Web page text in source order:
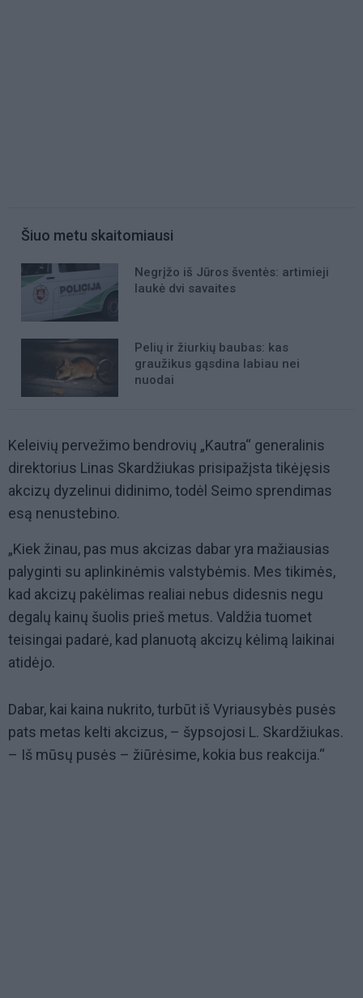
Šiuo metu skaitomiausi
Negrįžo iš Jūros šventės: artimieji
laukė dvi savaites
Pelių ir žiurkių baubas: kas
graužikus gąsdina labiau nei
nuodai
Keleivių pervežimo bendrovių „Kautra“ generalinis
direktorius Linas Skardžiukas prisipažįsta tikėjęsis
akcizų dyzelinui didinimo, todėl Seimo sprendimas
esą nenustebino.
„Kiek žinau, pas mus akcizas dabar yra mažiausias
palyginti su aplinkinėmis valstybėmis. Mes tikimės,
kad akcizų pakėlimas realiai nebus didesnis negu
degalų kainų šuolis prieš metus. Valdžia tuomet
teisingai padarė, kad planuotą akcizų kėlimą laikinai
atidėjo.
Dabar, kai kaina nukrito, turbūt iš Vyriausybės pusės
pats metas kelti akcizus, – šypsojosi L. Skardžiukas.
– Iš mūsų pusės – žiūrėsime, kokia bus reakcija.“